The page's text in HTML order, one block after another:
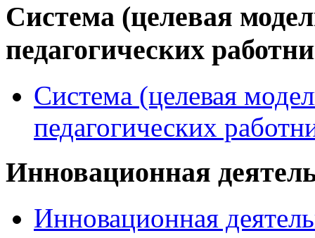
Система (целевая
педагогических
Система (целевая
педагогических
Инновационная
Инновационная